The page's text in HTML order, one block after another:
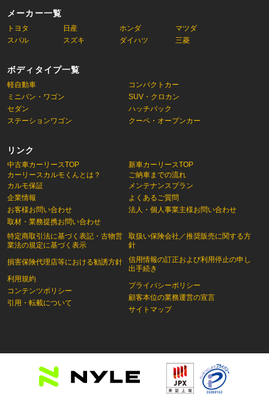
メーカー一覧
トヨタ 日産 ホンダ
マツダ
スバル
スズキ ダイハツ 三菱
ボディタイプ一覧
軽自動車
コンパクトカー
ミニバン・ワゴン
SUV・クロカン
セダン
ハッチバック
ステーションワゴン
クーペ・オープンカー
リンク
中古車カーリースTOP
カーリースカルモくんとは？
新車カーリースTOP
ご納車までの流れ
カルモ保証
企業情報
お客様お問い合わせ
取材・業務提携お問い合わせ
特定商取引法に基づく表記・古物営
業法の規定に基づく表示
損害保険代理店等における勧誘方針
利用規約
コンテンツポリシー
引用・転載について
メンテナンスプラン
よくあるご質問
法人・個人事業主様お問い合わせ
取扱い保険会社／推奨販売に関する方
針
信用情報の訂正および利用停止の申し
出手続き
プライバシーポリシー
顧客本位の業務運営の宣言
サイトマップ